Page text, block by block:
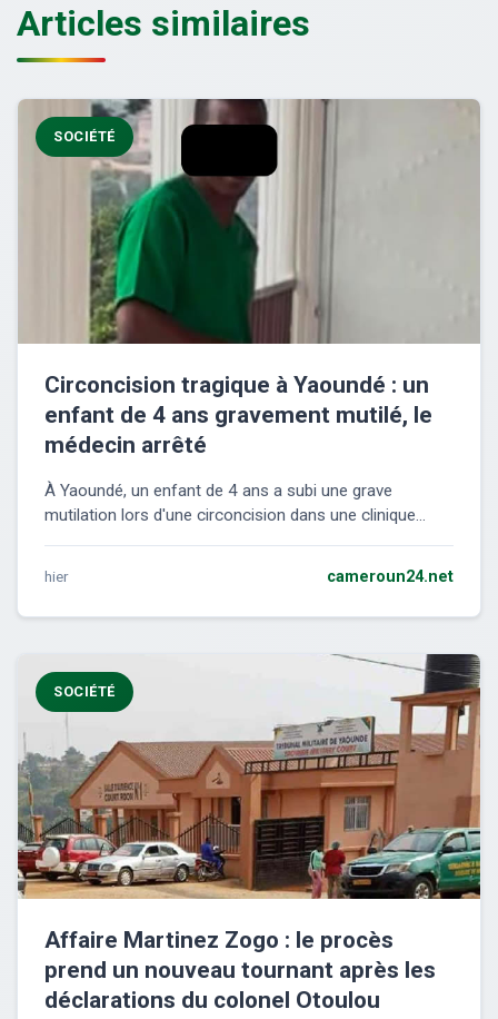
Articles similaires
SOCIÉTÉ
Circoncision tragique à Yaoundé : un
enfant de 4 ans gravement mutilé, le
médecin arrêté
À Yaoundé, un enfant de 4 ans a subi une grave
mutilation lors d'une circoncision dans une clinique...
hier cameroun24.net
SOCIÉTÉ
Affaire Martinez Zogo : le procès
prend un nouveau tournant après les
déclarations du colonel Otoulou